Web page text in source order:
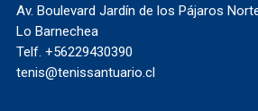
Av. Boulevard Jardín de los Pájaros
Lo Barnechea
Telf. +56229430390
tenis@tenissantuario.cl